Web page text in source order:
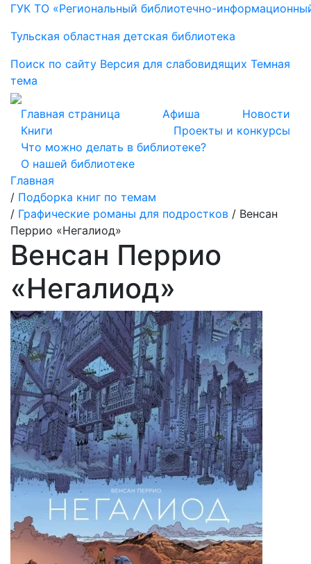
ГУК ТО «Региональный библиотечно-
Тульская областная детская библиотека
Поиск по сайту Версия для слабовидящих Темная
тема
Главная страница Афиша
Новости
Книги
Проекты и конкурсы
Что можно делать в библиотеке?
О нашей библиотеке
Главная
/ Подборка книг по темам
/ Графические романы для подростков / Венсан
Перрио «Негалиод»
Венсан Перрио
«Негалиод»